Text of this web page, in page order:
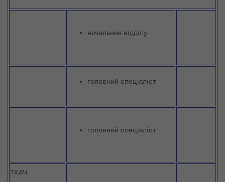
начальник відділу
головний спеціаліст
головний спеціаліст
ТКАЧ